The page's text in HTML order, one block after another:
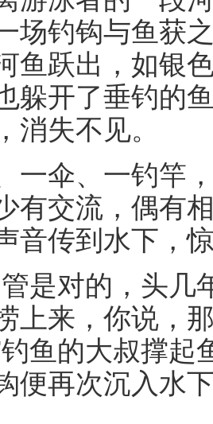
场钓钩与鱼获
鱼跃出，如银
躲开了垂钓的
消失不见。
伞、一钓竿，
有交流，偶有
音传到水下，
对的，头几
上来，你说，
鱼的大叔撑起
便再次沉入水